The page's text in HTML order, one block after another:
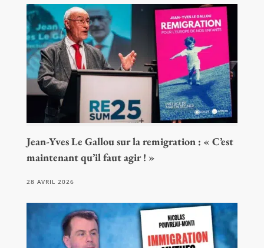
Jean-Yves Le Gallou sur la remigration : « C’est
maintenant qu’il faut agir ! »
28 AVRIL 2026